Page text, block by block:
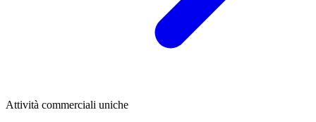
Attività commerciali uniche